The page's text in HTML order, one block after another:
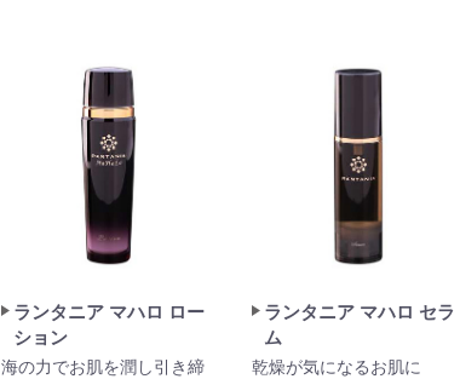
ランタニア マハロ ロー
ション
海の力でお肌を潤し引き締
ランタニア マハロ セラ
ム
乾燥が気になるお肌に